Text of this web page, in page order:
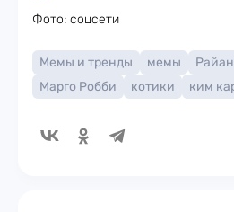
Фото: соцсети
Мемы и тренды мемы
Марго Робби
котики ким